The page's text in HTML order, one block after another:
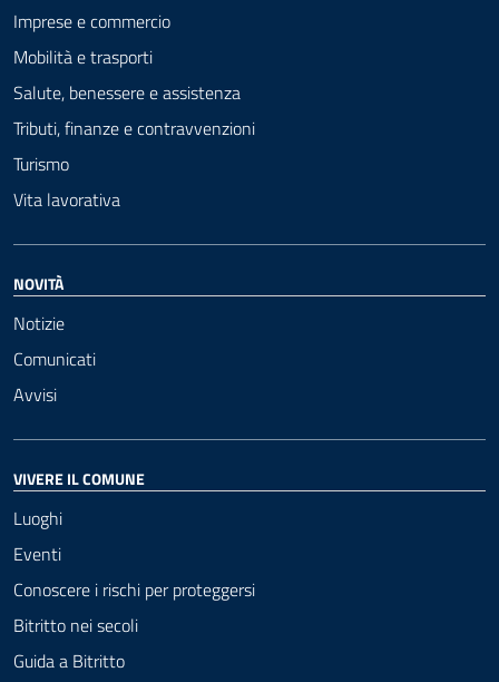
Imprese e commercio
Mobilità e trasporti
Salute, benessere e assistenza
Tributi, finanze e contravvenzioni
Turismo
Vita lavorativa
NOVITÀ
Notizie
Comunicati
Avvisi
VIVERE IL COMUNE
Luoghi
Eventi
Conoscere i rischi per proteggersi
Bitritto nei secoli
Guida a Bitritto